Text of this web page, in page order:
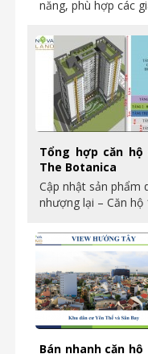
năng, phù hợp các
Tổng hợp căn
The Botanica
Cập nhật sản phẩm
nhượng lại – Căn
Bán nhanh căn